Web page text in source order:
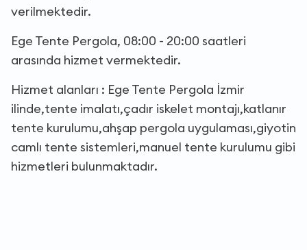
verilmektedir.
Ege Tente Pergola, 08:00 - 20:00 saatleri
arasında hizmet vermektedir.
Hizmet alanları : Ege Tente Pergola İzmir
ilinde,tente imalatı,çadır iskelet montajı,katlanır
tente kurulumu,ahşap pergola uygulaması,giyotin
camlı tente sistemleri,manuel tente kurulumu gibi
hizmetleri bulunmaktadır.